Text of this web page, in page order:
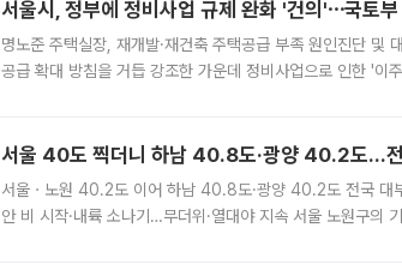
서울시, 정부에 정비사업 규제 완화 '건의'⋯국토
명노준 주택실장, 재개발·재건축 주택공급 부족 원인진단 및
공급 확대 방침을 거듭 강조한 가운데 정비사업으로 인한 '이
서울 40도 찍더니 하남 40.8도·광양 40.2도…
서울ㆍ노원 40.2도 이어 하남 40.8도·광양 40.2도 전국 대
안 비 시작·내륙 소나기…무더위·열대야 지속 서울 노원구의